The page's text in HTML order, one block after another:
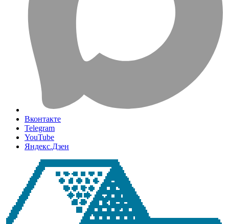
Вконтакте
Telegram
YouTube
Яндекс.Дзен